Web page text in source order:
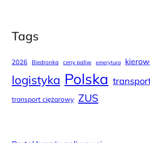
Tags
2026 Biedronka ceny paliw emerytura
logistyka Polska
transport ciężarowy ZUS